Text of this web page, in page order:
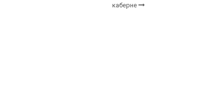
каберне